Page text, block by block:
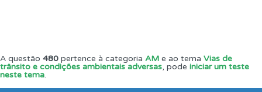
A questão 480 pertence à categoria AM e ao tema Vias de
trânsito e condições ambientais adversas, pode iniciar um teste
neste tema.